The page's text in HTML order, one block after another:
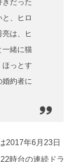
、ヒロ
は、ヒ
一緒に猫
ほっとす
約者に
2017年6月23日
時台の連続ドラ